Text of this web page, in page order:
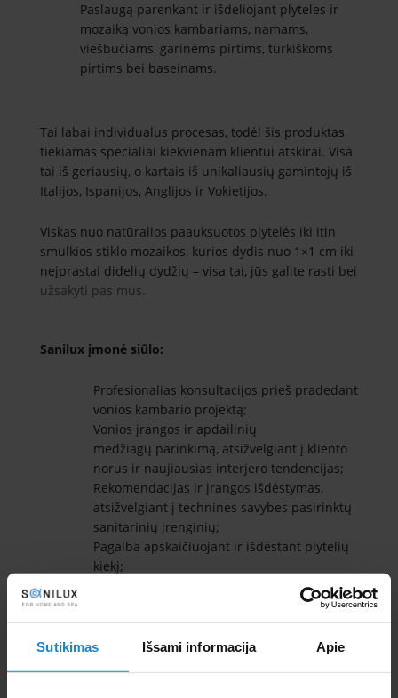
Sutikimas Išsami informacija Apie
Paslaugą parenkant ir išdeliojant plyteles ir
mozaiką vonios kambariams, namams,
viešbučiams, garinėms pirtims, turkiškoms
pirtims bei baseinams.
Tai labai individualus procesas, todėl šis produktas
tiekiamas specialiai kiekvienam klientui atskirai. Visa
tai iš geriausių, o kartais iš unikaliausių gamintojų iš
Italijos, Ispanijos, Anglijos ir Vokietijos.
Viskas nuo natūralios paauksuotos plytelės iki itin
smulkios stiklo mozaikos, kurios dydis nuo 1×1 cm iki
neįprastai didelių dydžių – visa tai, jūs galite rasti bei
užsakyti pas mus.
Sanilux įmonė siūlo:
Profesionalias konsultacijos prieš pradedant
vonios kambario projektą;
Vonios įrangos ir apdailinių
medžiagų parinkimą, atsižvelgiant į kliento
norus ir naujiausias interjero tendencijas;
Rekomendacijas ir įrangos išdėstymas,
atsižvelgiant į technines savybes pasirinktų
sanitarinių įrenginių;
Pagalba apskaičiuojant ir išdėstant plytelių
kiekį;
Įrangos pristatymas, įrengimas bei
montavimas.